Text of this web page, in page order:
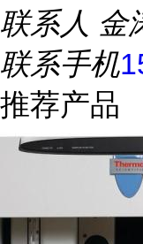
联系人 金
联系手机
推荐产品